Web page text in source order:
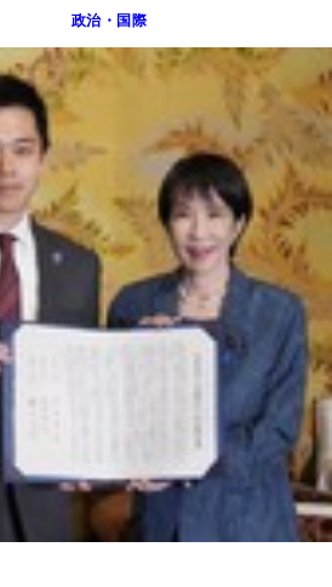
政治・国際